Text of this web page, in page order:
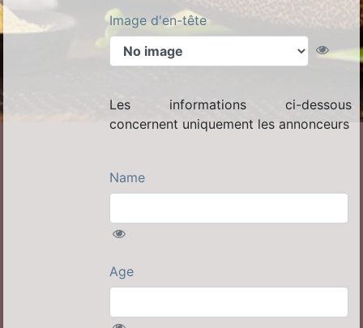
Image d'en-tête
Les informations ci-dessous
concernent uniquement les annonceurs
Name
Age